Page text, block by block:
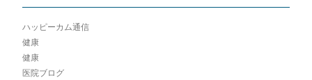
ハッピーカム通信
健康
健康
医院ブログ